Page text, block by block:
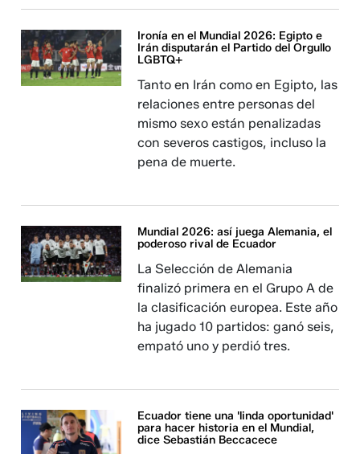
Ironía en el Mundial 2026: Egipto e
Irán disputarán el Partido del Orgullo
LGBTQ+
Tanto en Irán como en Egipto, las
relaciones entre personas del
mismo sexo están penalizadas
con severos castigos, incluso la
pena de muerte.
Mundial 2026: así juega Alemania, el
poderoso rival de Ecuador
La Selección de Alemania
finalizó primera en el Grupo A de
la clasificación europea. Este año
ha jugado 10 partidos: ganó seis,
empató uno y perdió tres.
Ecuador tiene una 'linda oportunidad'
para hacer historia en el Mundial,
dice Sebastián Beccacece